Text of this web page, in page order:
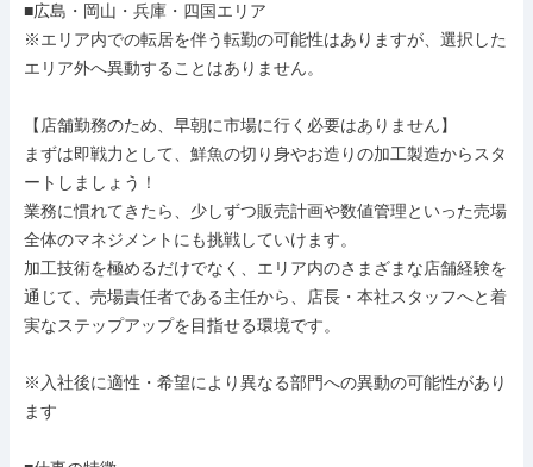
■広島・岡山・兵庫・四国エリア
※エリア内での転居を伴う転勤の可能性はありますが、選択した
エリア外へ異動することはありません。
【店舗勤務のため、早朝に市場に行く必要はありません】
まずは即戦力として、鮮魚の切り身やお造りの加工製造からスタ
ートしましょう！
業務に慣れてきたら、少しずつ販売計画や数値管理といった売場
全体のマネジメントにも挑戦していけます。
加工技術を極めるだけでなく、エリア内のさまざまな店舗経験を
通じて、売場責任者である主任から、店長・本社スタッフへと着
実なステップアップを目指せる環境です。
※入社後に適性・希望により異なる部門への異動の可能性があり
ます